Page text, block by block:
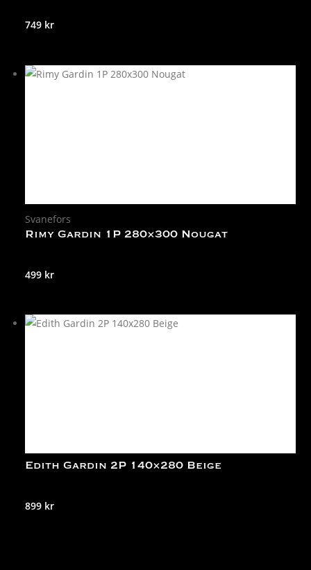
749 kr
Svanefors
Rimy Gardin 1P 280×300 Nougat
499 kr
Edith Gardin 2P 140×280 Beige
899 kr